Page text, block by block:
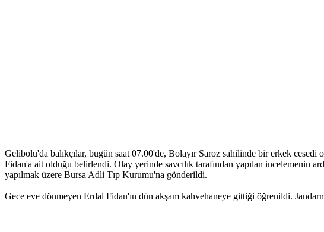
Gelibolu'da balıkçılar, bugün saat 07.00'de, Bolayır Saroz sahilinde bir erkek
Fidan'a ait olduğu belirlendi. Olay yerinde savcılık tarafından yapılan incelemenin
yapılmak üzere Bursa Adli Tıp Kurumu'na gönderildi.
Gece eve dönmeyen Erdal Fidan'ın dün akşam kahvehaneye gittiği öğrenildi.